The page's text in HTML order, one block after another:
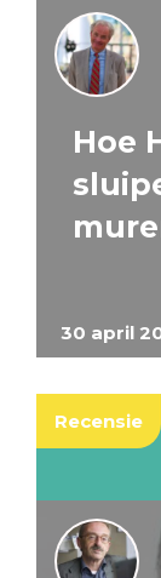
30 april
Hoe
Recensie